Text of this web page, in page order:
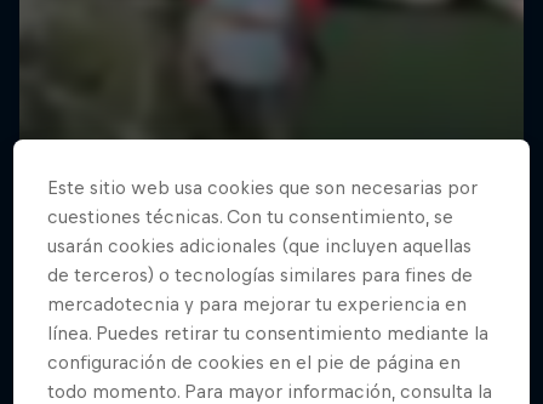
Felix Baumgartner: Born to Fly
La increíble vida más allá de los límites de Felix
Baumgartner.
SALTOS BASE
Este sitio web usa cookies que son necesarias por
cuestiones técnicas. Con tu consentimiento, se
usarán cookies adicionales (que incluyen aquellas
de terceros) o tecnologías similares para fines de
mercadotecnia y para mejorar tu experiencia en
línea. Puedes retirar tu consentimiento mediante la
configuración de cookies en el pie de página en
todo momento. Para mayor información, consulta la